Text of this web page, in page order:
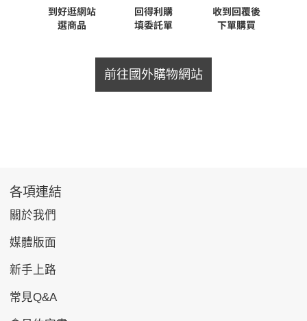
前往國外購物網站
各項連結
關於我們
媒體版面
新手上路
常見Q&A